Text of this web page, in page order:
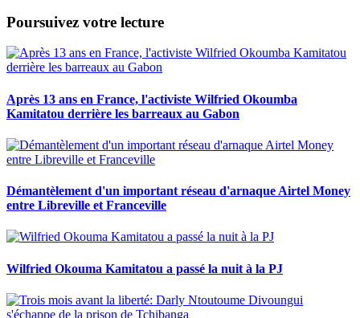
Poursuivez votre lecture
Après 13 ans en France, l'activiste Wilfried Okoumba
Kamitatou derrière les barreaux au Gabon
Démantèlement d'un important réseau d'arnaque Airtel Money
entre Libreville et Franceville
Wilfried Okouma Kamitatou a passé la nuit à la PJ